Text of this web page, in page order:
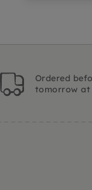
Ordered
tomorrow at